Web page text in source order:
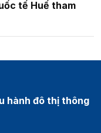
tế Huế tham
hành đô thị thông